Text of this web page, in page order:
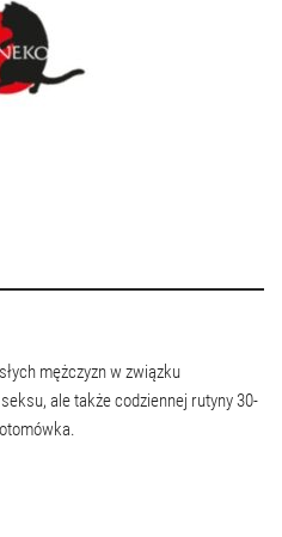
mężczyzn w związku
ale także codziennej rutyny 30-